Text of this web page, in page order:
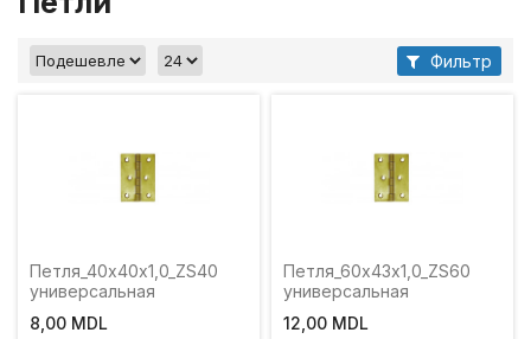
Фильтр
Петля_40х40х1,0_ZS40
универсальная
8,00 MDL
Петля_60х43х1,0_ZS60
универсальная
12,00 MDL